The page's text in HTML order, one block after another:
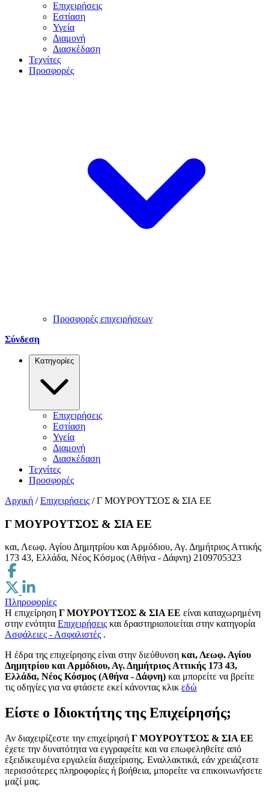
Επιχειρήσεις
Εστίαση
Υγεία
Διαμονή
Διασκέδαση
Τεχνίτες
Προσφορές
Προσφορές επιχειρήσεων
Σύνδεση
Κατηγορίες
Επιχειρήσεις
Εστίαση
Υγεία
Διαμονή
Διασκέδαση
Τεχνίτες
Προσφορές
Αρχική / Επιχειρήσεις / Γ ΜΟΥΡΟΥΤΣΟΣ & ΣΙΑ ΕΕ
Γ ΜΟΥΡΟΥΤΣΟΣ & ΣΙΑ ΕΕ
και, Λεωφ. Αγίου Δημητρίου και Αρμόδιου, Αγ. Δημήτριος Αττικής
173 43, Ελλάδα, Νέος Κόσμος (Αθήνα - Δάφνη) 2109705323
Πληροφορίες
Η επιχείρηση Γ ΜΟΥΡΟΥΤΣΟΣ & ΣΙΑ ΕΕ είναι καταχωρημένη
στην ενότητα Επιχειρήσεις και δραστηριοποιείται στην κατηγορία
Ασφάλειες - Ασφαλιστές .
H έδρα της επιχείρησης είναι στην διεύθυνση και, Λεωφ. Αγίου
Δημητρίου και Αρμόδιου, Αγ. Δημήτριος Αττικής 173 43,
Ελλάδα, Νέος Κόσμος (Αθήνα - Δάφνη) και μπορείτε να βρείτε
τις οδηγίες για να φτάσετε εκεί κάνοντας κλικ εδώ
Είστε ο Ιδιοκτήτης της Επιχείρησής;
Αν διαχειρίζεστε την επιχείρησή Γ ΜΟΥΡΟΥΤΣΟΣ & ΣΙΑ ΕΕ
έχετε την δυνατότητα να εγγραφείτε και να επωφεληθείτε από
εξειδικευμένα εργαλεία διαχείρισης. Εναλλακτικά, εάν χρειάζεστε
περισσότερες πληροφορίες ή βοήθεια, μπορείτε να επικοινωνήσετε
μαζί μας.